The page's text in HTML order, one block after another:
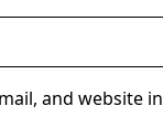
and website